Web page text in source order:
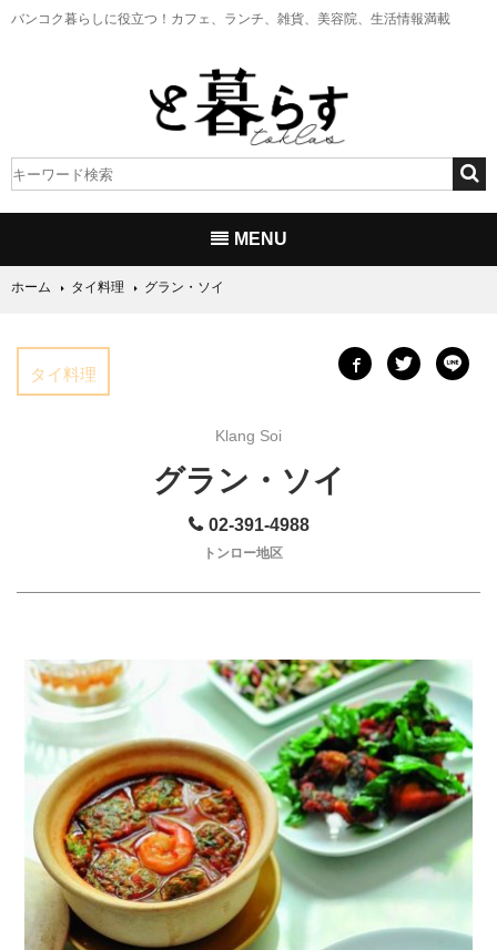
バンコク暮らしに役立つ！ カフェ、ランチ、雑貨、美容院、生活情報満載
MENU
ホーム タイ料理 グラン・ソイ
タイ料理
Klang Soi
グラン・ソイ
02-391-4988
トンロー地区